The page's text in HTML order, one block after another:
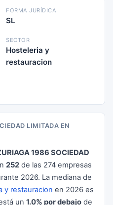
FORMA JURÍDICA
SL
SECTOR
Hosteleria y
restauracion
LIMITADA EN
1986 SOCIEDAD
252 de las 274 empresas
2026. La mediana de
y restauracion en 2026 es
un 1.0% por debajo de